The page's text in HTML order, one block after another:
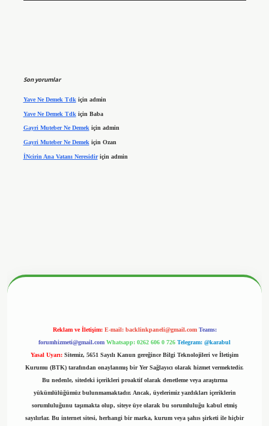
Son yorumlar
Yave Ne Demek Tdk için admin
Yave Ne Demek Tdk için Baba
Gayri Muteber Ne Demekiçin admin
Gayri Muteber Ne Demek için Ozan
İNcirin Ana Vatanı Neresidiriçin admin
Reklam ve İletişim: E-mail: backlinkpaneli@gmail.com Teams:
forumhizmeti@gmail.com Whatsapp: 0262 606 0 726 Telegram: @karabul
Yasal Uyarı: Sitemiz, 5651 Sayılı Kanun gereğince Bilgi Teknolojileri ve İletişim
Kurumu (BTK) tarafından onaylanmış bir Yer Sağlayıcı olarak hizmet vermektedir.
Bu nedenle, sitedeki içerikleri proaktif olarak denetleme veya araştırma
yükümlülüğümüz bulunmamaktadır. Ancak, üyelerimiz yazdıkları içeriklerin
sorumluluğunu taşımakta olup, siteye üye olarak bu sorumluluğu kabul etmiş
sayılırlar. Bu internet sitesi, herhangi bir marka, kurum veya şahıs şirketi ile hiçbir